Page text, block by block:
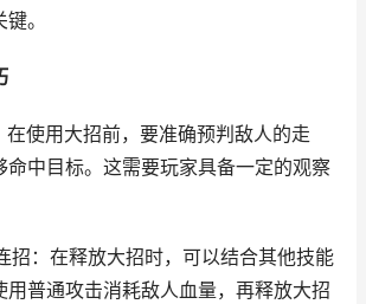
。
在使用大招前，要准确预判敌人的走
命中目标。这需要玩家具备一定的观察
招：在释放大招时，可以结合其他技能
用普通攻击消耗敌人血量，再释放大招